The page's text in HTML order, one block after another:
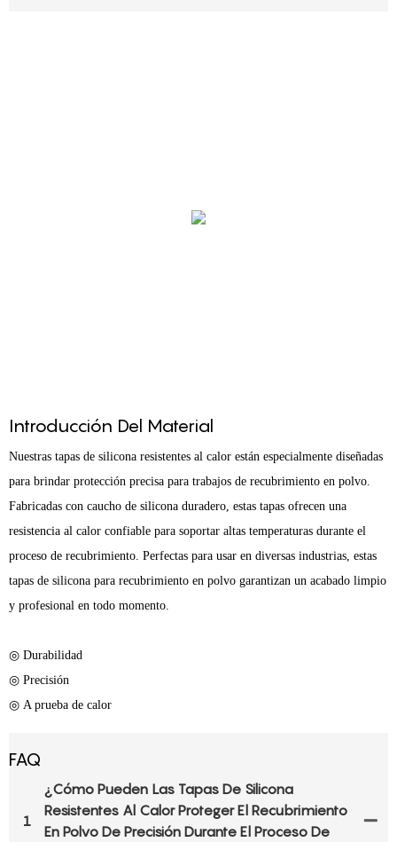
Introducción Del Material
Nuestras tapas de silicona resistentes al calor están especialmente diseñadas
para brindar protección precisa para trabajos de recubrimiento en polvo.
Fabricadas con caucho de silicona duradero, estas tapas ofrecen una
resistencia al calor confiable para soportar altas temperaturas durante el
proceso de recubrimiento. Perfectas para usar en diversas industrias, estas
tapas de silicona para recubrimiento en polvo garantizan un acabado limpio
y profesional en todo momento.
◎ Durabilidad
◎ Precisión
◎ A prueba de calor
FAQ
1
¿Cómo Pueden Las Tapas De Silicona
Resistentes Al Calor Proteger El Recubrimiento
En Polvo De Precisión Durante El Proceso De